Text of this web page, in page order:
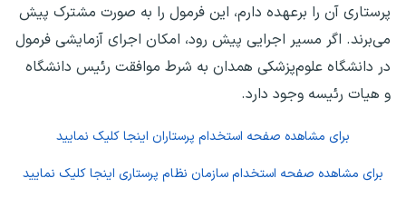
پرستاری آن را برعهده دارم، این فرمول را به صورت مشترک پیش‌
می‌برند. اگر مسیر اجرایی پیش‌ رود، امکان اجرای آزمایشی فرمول
در دانشگاه علوم‌پزشکی همدان به شرط موافقت رئیس دانشگاه
و هیات‌ رئیسه وجود دارد.
برای مشاهده صفحه استخدام پرستاران اینجا کلیک نمایید
برای مشاهده صفحه استخدام سازمان نظام پرستاری اینجا کلیک نمایید